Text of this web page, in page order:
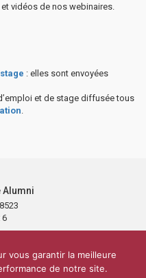
vidéos de nos webinaires.
: elles sont envoyées
et de stage diffusée tous
Alumni
6
Réseaux sociaux
vous garantir la meilleure
de notre site.